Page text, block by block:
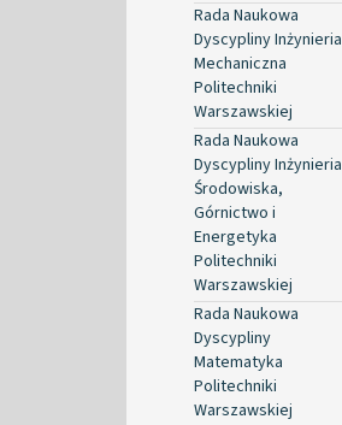
Rada Naukowa
Dyscypliny Inżynieria
Mechaniczna
Politechniki
Warszawskiej
Rada Naukowa
Dyscypliny Inżynieria
Środowiska,
Górnictwo i
Energetyka
Politechniki
Warszawskiej
Rada Naukowa
Dyscypliny
Matematyka
Politechniki
Warszawskiej